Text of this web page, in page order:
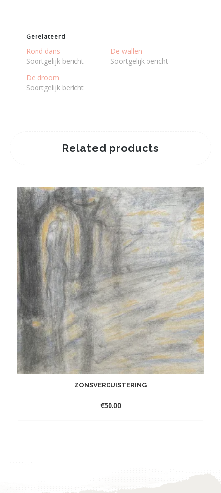
Gerelateerd
Rond dans
Soortgelijk bericht
De wallen
Soortgelijk bericht
De droom
Soortgelijk bericht
Related products
ZONSVERDUISTERING
€50.00